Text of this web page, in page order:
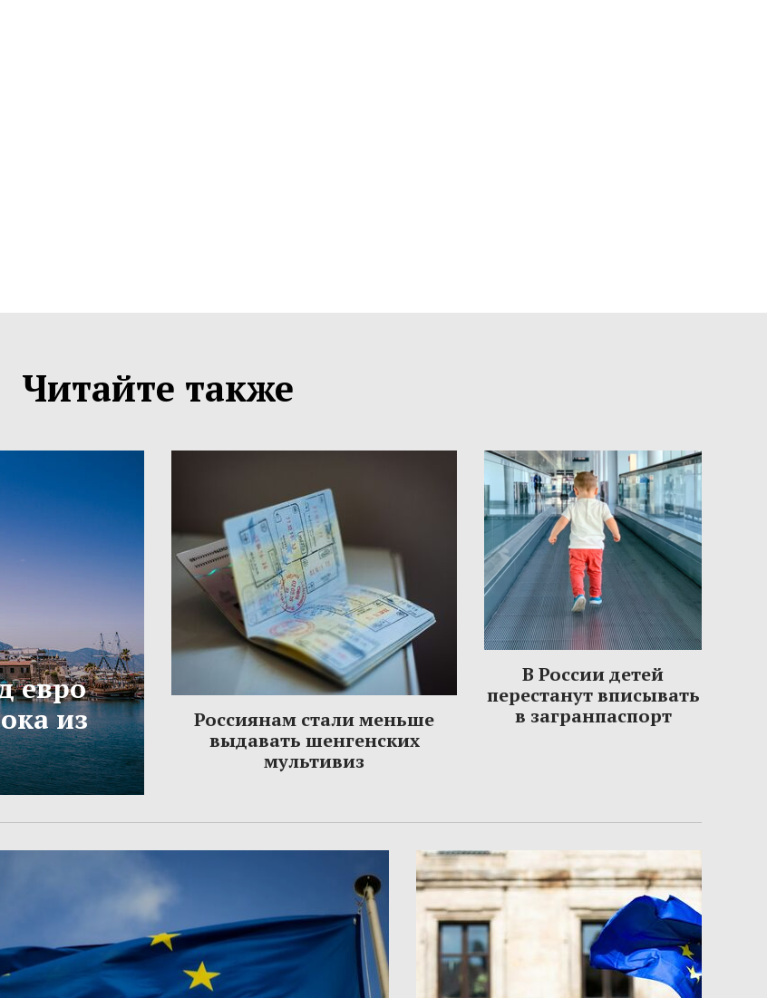
Читайте также
евро
из
Россиянам стали меньше
выдавать шенгенских
мультивиз
В России детей
перестанут вписывать
в загранпаспорт